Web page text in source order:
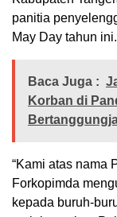
panitia
May Day tahun ini.
Baca Juga :
Korban di
“Kami atas nama
Forkopimda
kepada buruh-